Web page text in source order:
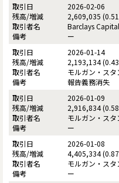
2026-02-06
2,609,035
Barclays
ー
2026-01-14
2,193,134
モルガン・スタ
報告義務消失
2026-01-09
2,916,834
モルガン・スタ
ー
2026-01-08
4,405,334
モルガン・スタ
ー